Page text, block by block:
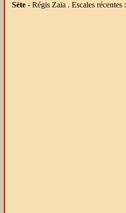
Sète - Régis Zaïa . Escales récentes :